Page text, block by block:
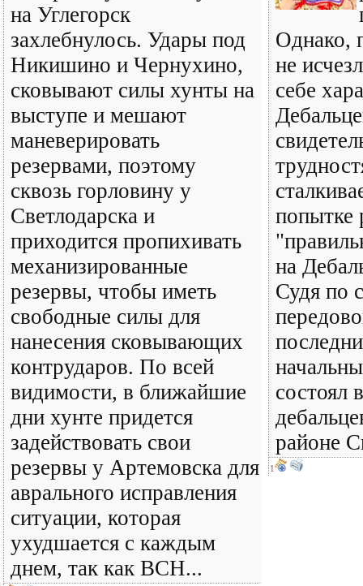
на Углегорск
захлебнулось. Удары под
Никишино и Чернухино,
сковывают силы хунты на
выступе и мешают
маневерировать
резервами, поэтому
сквозь горловину у
Светлодарска и
приходится пропихивать
механизированные
резервы, чтобы иметь
свободные силы для
нанесения сковывающих
контрударов. По всей
видимости, в ближайшие
дни хунте придется
задействовать свои
резервы у Артемовска для
аврального исправления
ситуации, которая
ухудшается с каждым
днем, так как ВСН...
Однако,
не
себе
попытке
на
Судя по
состоял
районе
1